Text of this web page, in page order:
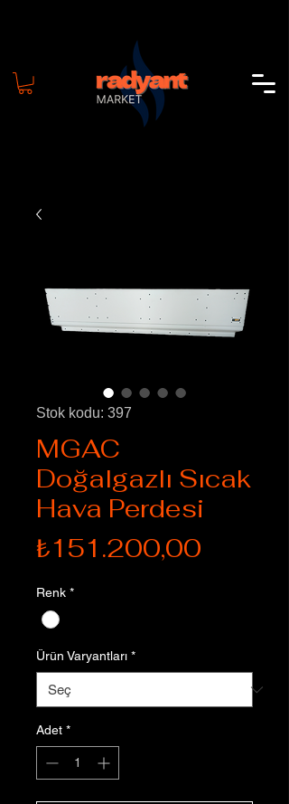
Stok kodu: 397
MGAC
Doğalgazlı Sıcak
Hava Perdesi
₺151.200,00
Renk *
Ürün Varyantları *
Adet *